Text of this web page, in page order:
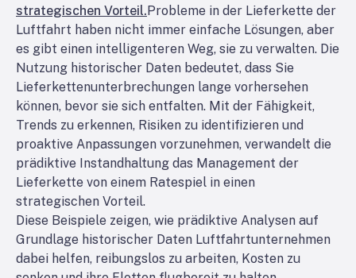
strategischen Vorteil.Probleme in der Lieferkette der
Luftfahrt haben nicht immer einfache Lösungen, aber
es gibt einen intelligenteren Weg, sie zu verwalten. Die
Nutzung historischer Daten bedeutet, dass Sie
Lieferkettenunterbrechungen lange vorhersehen
können, bevor sie sich entfalten. Mit der Fähigkeit,
Trends zu erkennen, Risiken zu identifizieren und
proaktive Anpassungen vorzunehmen, verwandelt die
prädiktive Instandhaltung das Management der
Lieferkette von einem Ratespiel in einen
strategischen Vorteil.
Diese Beispiele zeigen, wie prädiktive Analysen auf
Grundlage historischer Daten Luftfahrtunternehmen
dabei helfen, reibungslos zu arbeiten, Kosten zu